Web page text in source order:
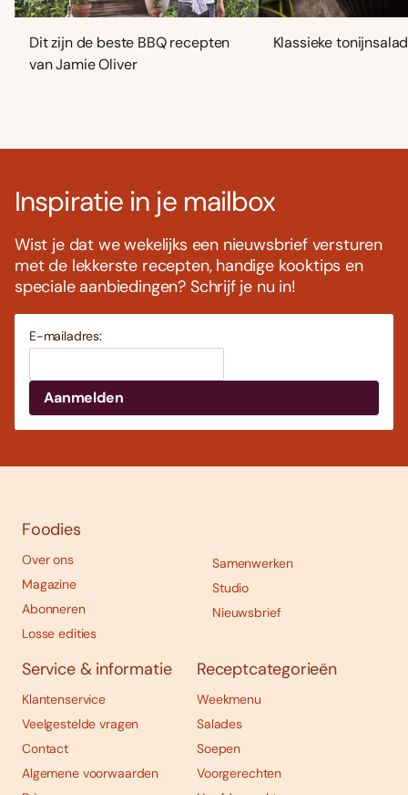
Dit zijn de beste BBQ recepten
van Jamie Oliver
Klassieke
Inspiratie in je mailbox
Wist je dat we wekelijks een nieuwsbrief versturen
met de lekkerste recepten, handige kooktips en
speciale aanbiedingen? Schrijf je nu in!
E-mailadres:
Foodies
Over ons
Magazine
Abonneren
Losse edities
Samenwerken
Studio
Nieuwsbrief
Service & informatie
Klantenservice
Veelgestelde vragen
Contact
Algemene voorwaarden
Receptcategorieën
Weekmenu
Salades
Soepen
Voorgerechten